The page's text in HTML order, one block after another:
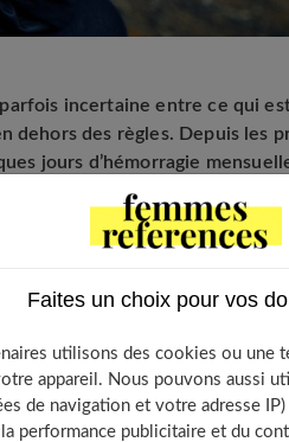
incertaine entre ce qui
dehors des règles. Depuis les
jours d’hémorragie
entre les règles ou
sont parfois graves,
vraiment ? Que faire ? Une
Faites un choix pour vos
utilisons des cookies ou
appareil. Nous pouvons aussi
de navigation et votre adresse
performance publicitaire et du